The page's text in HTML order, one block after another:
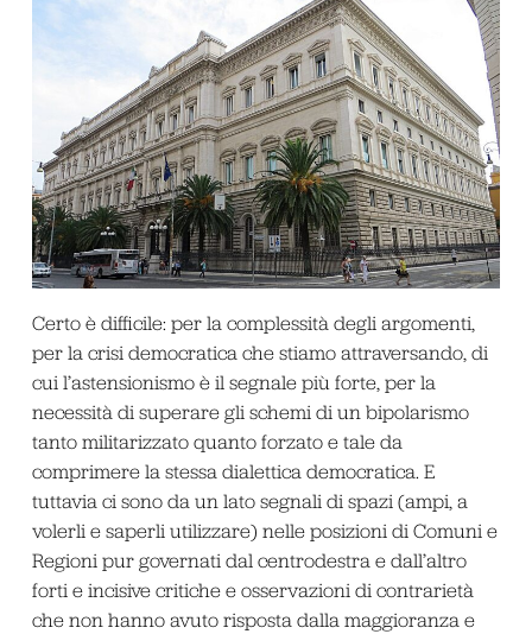
Certo è difficile: per la complessità degli argomenti,
per la crisi democratica che stiamo attraversando, di
cui l’astensionismo è il segnale più forte, per la
necessità di superare gli schemi di un bipolarismo
tanto militarizzato quanto forzato e tale da
comprimere la stessa dialettica democratica. E
tuttavia ci sono da un lato segnali di spazi (ampi, a
volerli e saperli utilizzare) nelle posizioni di Comuni e
Regioni pur governati dal centrodestra e dall’altro
forti e incisive critiche e osservazioni di contrarietà
che non hanno avuto risposta dalla maggioranza e